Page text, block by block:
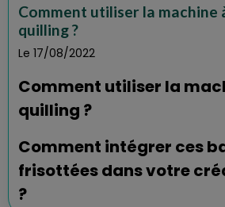
Comment utiliser la machine
quilling ?
Le 17/08/2022
Comment utiliser la
quilling ?
Comment intégrer ces
frisottées dans votre
?